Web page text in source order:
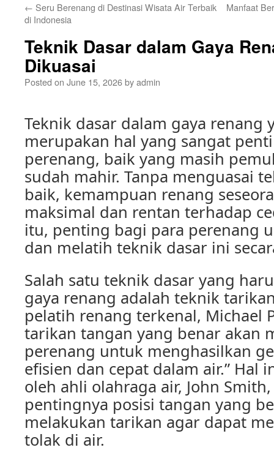
← Seru Berenang di Destinasi Wisata Air Terbaik
di Indonesia
Manfaat
Teknik Dasar dalam Gaya
Dikuasai
Posted on June 15, 2026byadmin
Teknik dasar dalam gaya renang
merupakan hal yang sangat
perenang, baik yang masih
sudah mahir. Tanpa menguasai
baik, kemampuan renang
maksimal dan rentan terhadap
itu, penting bagi para perenang
dan melatih teknik dasar ini
Salah satu teknik dasar yang
gaya renang adalah teknik
pelatih renang terkenal, Michael
tarikan tangan yang benar akan
perenang untuk menghasilkan
efisien dan cepat dalam air.” Hal
oleh ahli olahraga air, John
pentingnya posisi tangan yang
melakukan tarikan agar dapat
tolak di air.